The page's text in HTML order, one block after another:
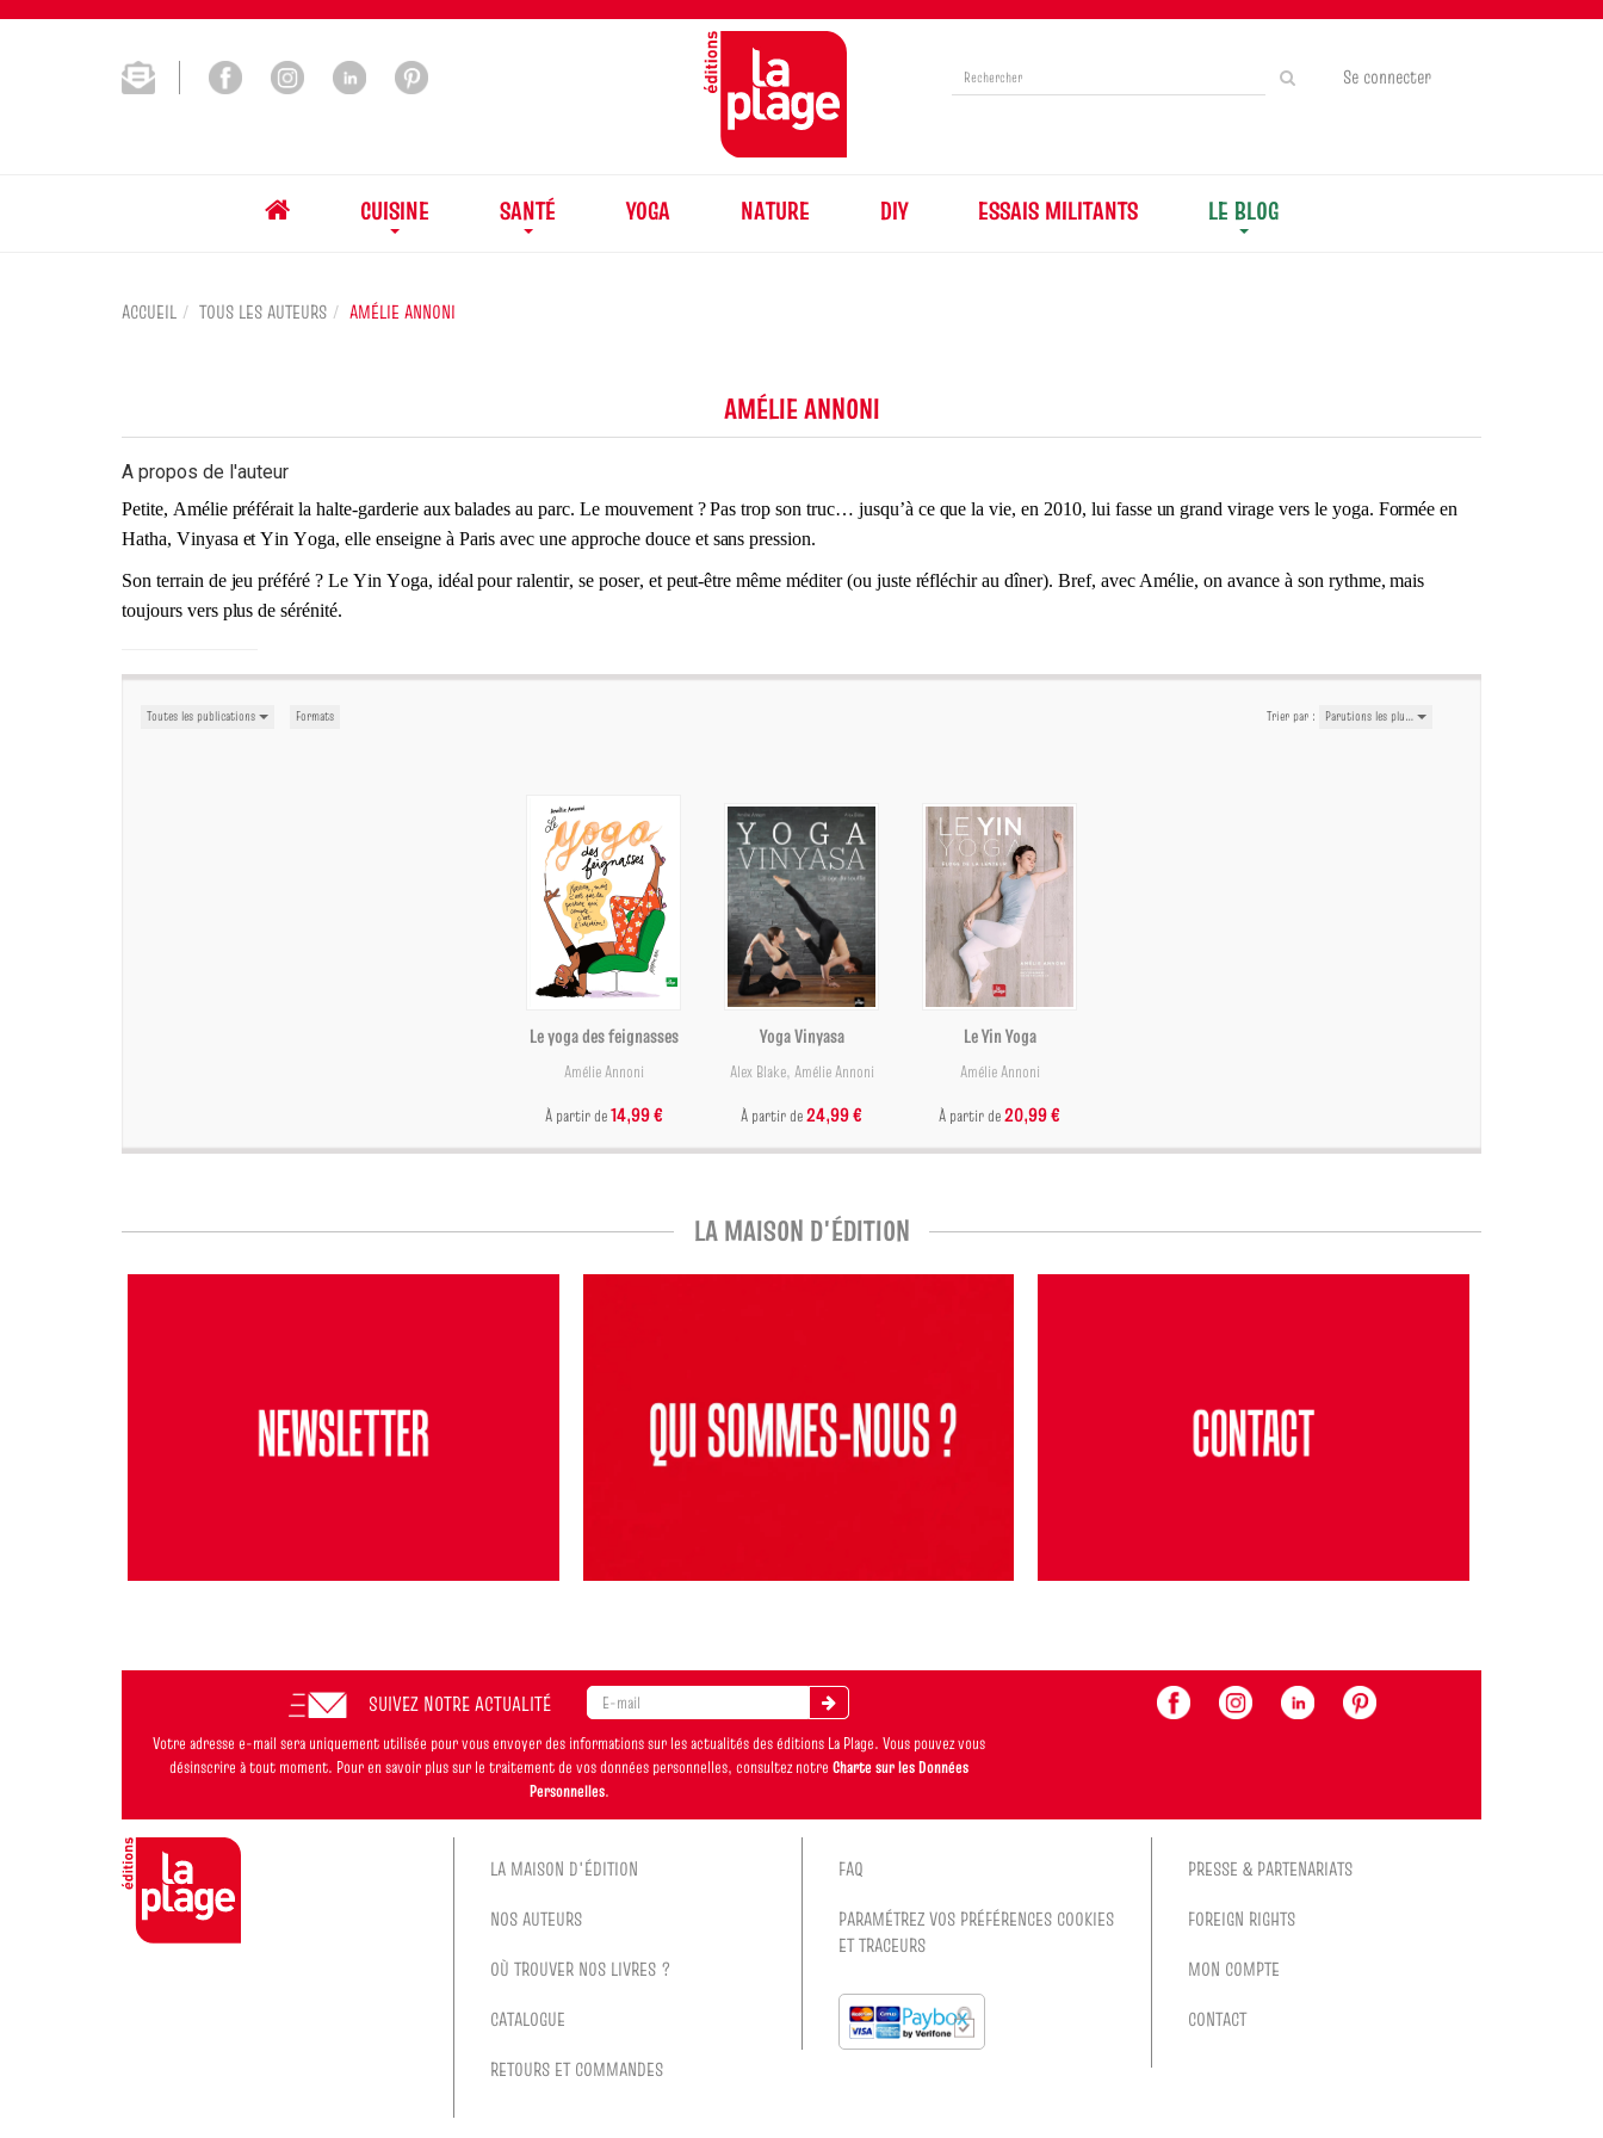
Se connecter
CUISINE SANTÉ YOGA NATURE DIY ESSAIS MILITANTS LE BLOG
ACCUEIL TOUS LES AUTEURS AMÉLIE ANNONI
AMÉLIE ANNONI
A propos de l'auteur
Petite, Amélie préférait la halte-garderie aux balades au parc. Le mouvement ? Pas trop son truc… jusqu’à ce que la vie, en 2010, lui fasse un grand virage vers le yoga. Formée en
Hatha, Vinyasa et Yin Yoga, elle enseigne à Paris avec une approche douce et sans pression.
Son terrain de jeu préféré ? Le Yin Yoga, idéal pour ralentir, se poser, et peut-être même méditer (ou juste réfléchir au dîner). Bref, avec Amélie, on avance à son rythme, mais
toujours vers plus de sérénité.
Toutes les publications Formats Trier par : Parutions les plu…
Le yoga des feignasses
Amélie Annoni
À partir de14,99 €
Yoga Vinyasa
Alex Blake, Amélie Annoni
À partir de24,99 €
Le Yin Yoga
Amélie Annoni
À partir de20,99 €
LA MAISON D'ÉDITION
SUIVEZ NOTRE ACTUALITÉ
Votre adresse e-mail sera uniquement utilisée pour vous envoyer des informations sur les actualités des éditions La Plage. Vous pouvez vous
désinscrire à tout moment. Pour en savoir plus sur le traitement de vos données personnelles, consultez notre Charte sur les Données
Personnelles.
LA MAISON D'ÉDITION
NOS AUTEURS
OÙ TROUVER NOS LIVRES ?
CATALOGUE
RETOURS ET COMMANDES
FAQ
PARAMÉTREZ VOS PRÉFÉRENCES COOKIES
ET TRACEURS
PRESSE & PARTENARIATS
FOREIGN RIGHTS
MON COMPTE
CONTACT